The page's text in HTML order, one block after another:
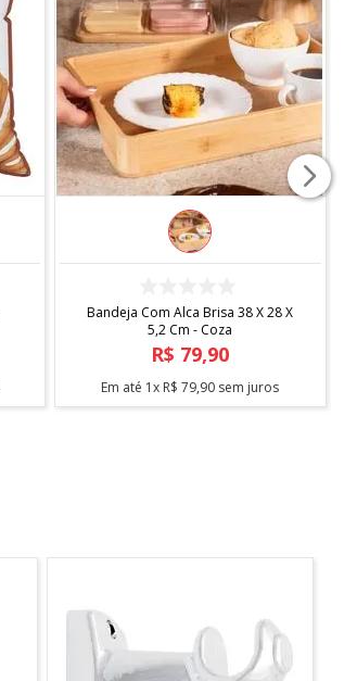
Escorredor Desmontavel Master
Cromado Blac C/bandeja Bica -
Arthi
R$ 104,90
Em até 2x R$ 52,45 sem juros